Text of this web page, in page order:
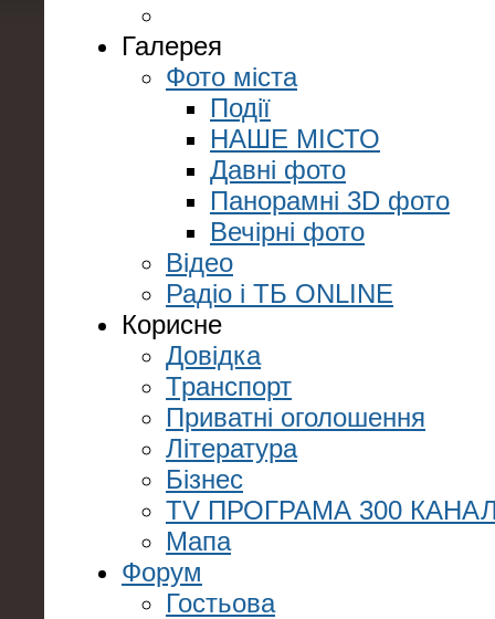
Галерея
Фото міста
Події
НАШЕ МІСТО
Давні фото
Панорамні 3D фото
Вечірні фото
Відео
Радіо і ТБ ONLINE
Корисне
Довідка
Транспорт
Приватні оголошення
Література
Бізнес
TV ПРОГРАМА 300
Мапа
Форум
Гостьова